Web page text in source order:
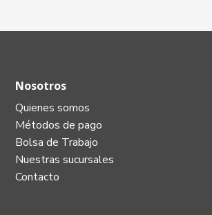
Nosotros
Quienes somos
Métodos de pago
Bolsa de Trabajo
Nuestras sucursales
Contacto